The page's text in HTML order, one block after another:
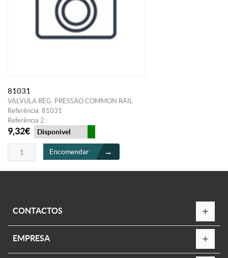
81031
VALVULA REG. PRESSAO COMMON RAIL
Referência: 81031
Referência 2 :
9,32€ Disponivel
Encomendar
CONTACTOS
EMPRESA